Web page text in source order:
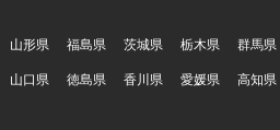
山形県 福島県 茨城県 栃木県 群馬県
山口県 徳島県 香川県 愛媛県 高知県